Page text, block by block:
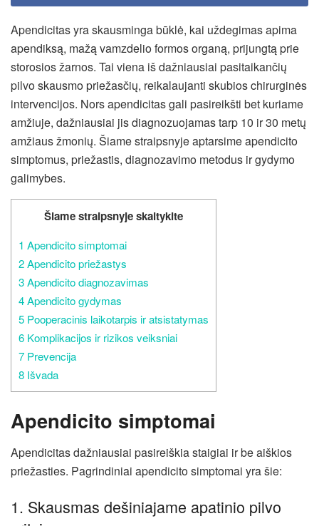
Apendicitas yra skausminga būklė, kai uždegimas apima
apendiksą, mažą vamzdelio formos organą, prijungtą prie
storosios žarnos. Tai viena iš dažniausiai pasitaikančių
pilvo skausmo priežasčių, reikalaujanti skubios chirurginės
intervencijos. Nors apendicitas gali pasireikšti bet kuriame
amžiuje, dažniausiai jis diagnozuojamas tarp 10 ir 30 metų
amžiaus žmonių. Šiame straipsnyje aptarsime apendicito
simptomus, priežastis, diagnozavimo metodus ir gydymo
galimybes.
Šiame straipsnyje skaitykite
1 Apendicito simptomai
2Apendicito priežastys
3Apendicito diagnozavimas
4Apendicito gydymas
5 Pooperacinis laikotarpis ir atsistatymas
6 Komplikacijos ir rizikos veiksniai
7 Prevencija
8 Išvada
Apendicito simptomai
Apendicitas dažniausiai pasireiškia staigiai ir be aiškios
priežasties. Pagrindiniai apendicito simptomai yra šie:
1. Skausmas dešiniajame apatinio pilvo